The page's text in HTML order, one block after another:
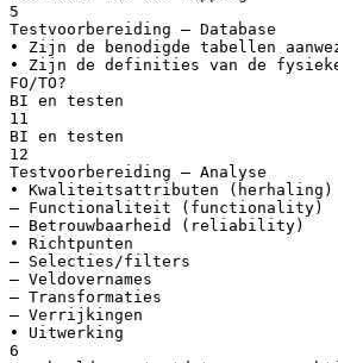
5
Testvoorbereiding – Database
• Zijn de benodigde tabellen
• Zijn de definities van de
FO/TO?
BI en testen
11
BI en testen
12
Testvoorbereiding – Analyse
• Kwaliteitsattributen (herhaling)
– Functionaliteit (functionality)
– Betrouwbaarheid (reliability)
• Richtpunten
– Selecties/filters
– Veldovernames
– Transformaties
– Verrijkingen
• Uitwerking
6